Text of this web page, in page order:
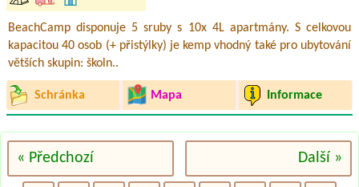
BeachCamp disponuje 5 sruby s 10x 4L apartmány. S celkovou
kapacitou 40 osob (+ přistýlky) je kemp vhodný také pro ubytování
větších skupin: školn..
Schránka Mapa Informace
« Předchozí Další »